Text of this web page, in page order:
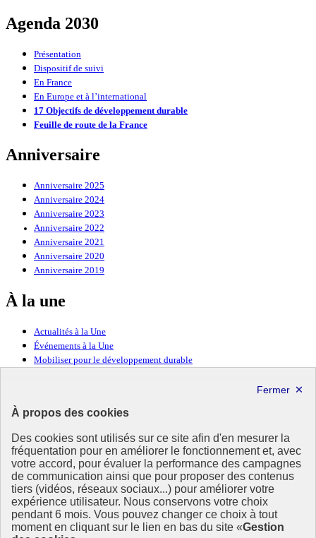
À propos des cookies
Des cookies sont utilisés sur ce site afin d'en mesurer la
fréquentation pour en améliorer le fonctionnement et, avec
votre accord, pour évaluer la performance des campagnes
de communication ainsi que pour proposer des contenus
tiers (vidéos, réseaux sociaux...) pour améliorer votre
expérience utilisateur. Nous conservons votre choix
pendant 6 mois. Vous pouvez changer ce choix à tout
moment en cliquant sur le lien en bas du site «Gestion
Agenda 2030
Présentation
Dispositif de suivi
En France
En Europe et à l’international
17 Objectifs de développement durable
Feuille de route de la France
Anniversaire
Anniversaire 2025
Anniversaire 2024
Anniversaire 2023
Anniversaire 2022
Anniversaire 2021
Anniversaire 2020
Anniversaire 2019
À la une
Actualités à la Une
Événements à la Une
Mobiliser pour le développement durable
Ressources
Ressources
La Méth’ODD
Gouvernement
Ce site propose l’information de référence concernant l’Agenda
2030 et la feuille de route de la France. Il valorise la mobilisation de